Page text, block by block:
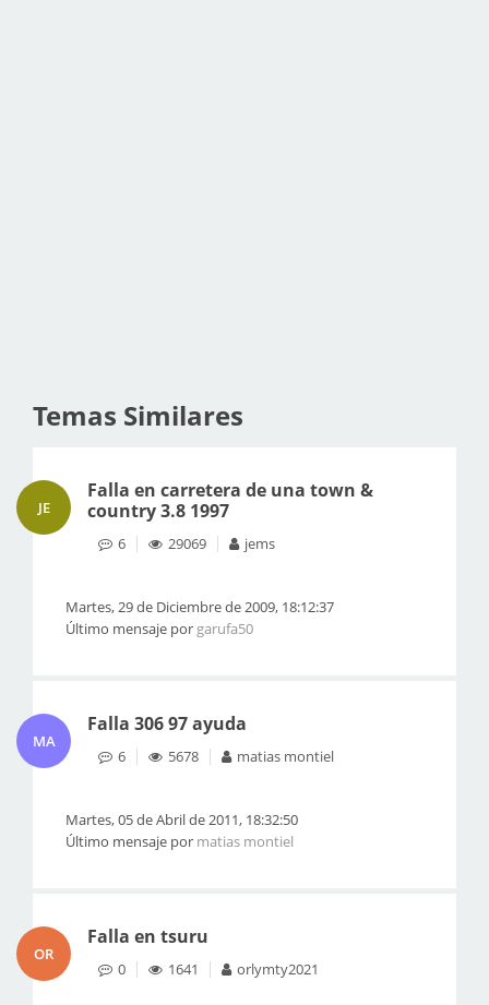
Temas Similares
JE
Falla en carretera de una town &
country 3.8 1997
6 29069 jems
Martes, 29 de Diciembre de 2009, 18:12:37
Último mensaje por garufa50
MA
Falla 306 97 ayuda
6 5678 matias montiel
Martes, 05 de Abril de 2011, 18:32:50
Último mensaje por matias montiel
OR
Falla en tsuru
0 1641 orlymty2021